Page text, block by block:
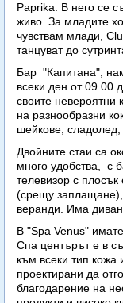
Paprika. В него се
живо. За младите
чувствам млади,
танцуват до
Бар "Капитана",
всеки ден от 09.00
своите
на разнообразни
шейкове, сладолед,
Двойните стаи са
много удобства, с
телевизор с
(срещу
веранди. Има диван
В "Spa Venus"
Спа центърът е в
към всеки тип кожа
проектирани да
благодарение на